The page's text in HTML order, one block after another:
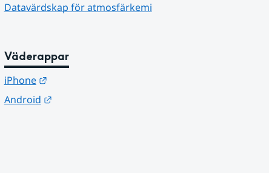
Datavärdskap för atmosfärkemi
Väderappar
iPhone
Länk till annan webbplats.
Android
Länk till annan webbplats.